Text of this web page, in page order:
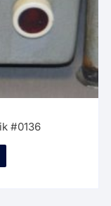
#0136